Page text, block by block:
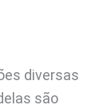
diversas
são